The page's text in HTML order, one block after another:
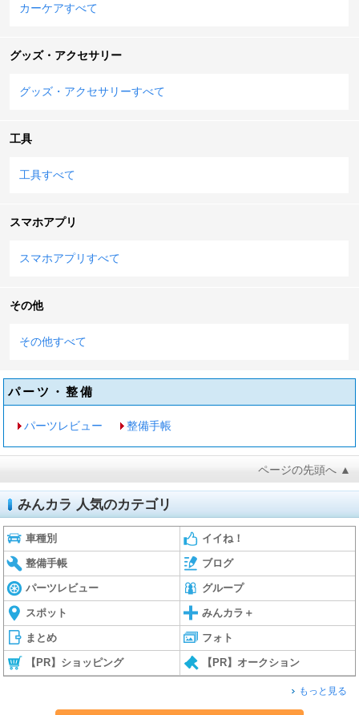
カーケアすべて
グッズ・アクセサリー
グッズ・アクセサリーすべて
工具
工具すべて
スマホアプリ
スマホアプリすべて
その他
その他すべて
パーツ・整備
パーツレビュー 整備手帳
ページの先頭へ ▲
みんカラ 人気のカテゴリ
車種別 イイね！
整備手帳 ブログ
パーツレビュー グループ
スポット みんカラ＋
まとめ フォト
【PR】ショッピング 【PR】オークション
もっと見る